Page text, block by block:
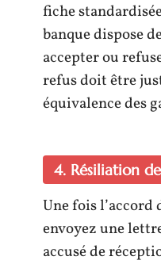
fiche
banque dispose
accepter ou
refus doit être
équivalence des
4. Résiliation
Une fois l’accord
envoyez une
accusé de